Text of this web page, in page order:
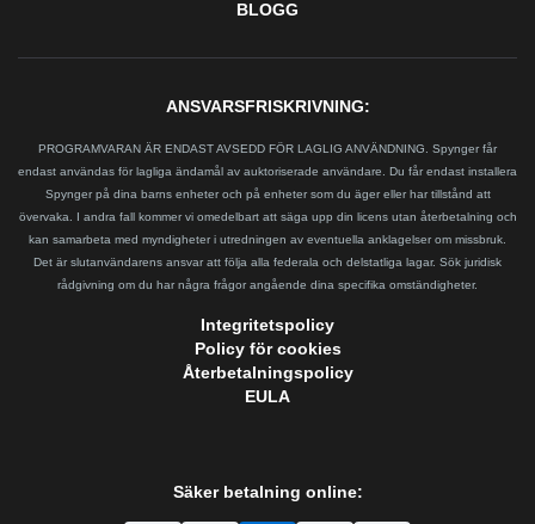
BLOGG
ANSVARSFRISKRIVNING:
PROGRAMVARAN ÄR ENDAST AVSEDD FÖR LAGLIG ANVÄNDNING. Spynger får
endast användas för lagliga ändamål av auktoriserade användare. Du får endast installera
Spynger på dina barns enheter och på enheter som du äger eller har tillstånd att
övervaka. I andra fall kommer vi omedelbart att säga upp din licens utan återbetalning och
kan samarbeta med myndigheter i utredningen av eventuella anklagelser om missbruk.
Det är slutanvändarens ansvar att följa alla federala och delstatliga lagar. Sök juridisk
rådgivning om du har några frågor angående dina specifika omständigheter.
Integritetspolicy
Policy för cookies
Återbetalningspolicy
EULA
Säker betalning online: